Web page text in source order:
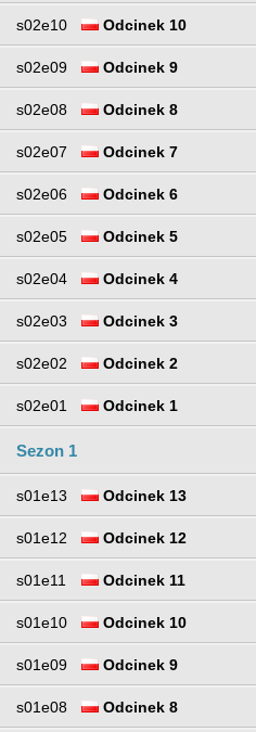
s02e10 Odcinek 10
s02e09 Odcinek 9
s02e08 Odcinek 8
s02e07 Odcinek 7
s02e06 Odcinek 6
s02e05 Odcinek 5
s02e04 Odcinek 4
s02e03 Odcinek 3
s02e02 Odcinek 2
s02e01 Odcinek 1
Sezon 1
s01e13 Odcinek 13
s01e12 Odcinek 12
s01e11 Odcinek 11
s01e10 Odcinek 10
s01e09 Odcinek 9
s01e08 Odcinek 8